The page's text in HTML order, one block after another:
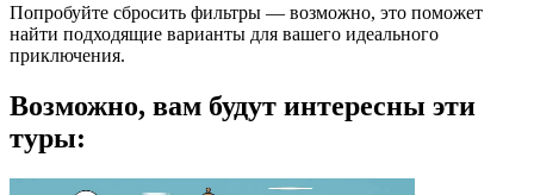
Попробуйте сбросить фильтры — возможно, это поможет
найти подходящие варианты для вашего идеального
приключения.
Возможно, вам будут интересны эти
туры: